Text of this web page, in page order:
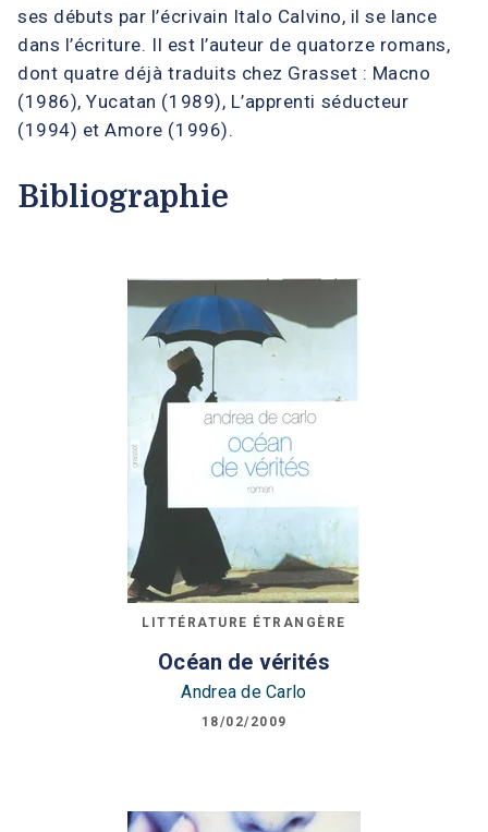
ses débuts par l’écrivain Italo Calvino, il se lance
dans l’écriture. Il est l’auteur de quatorze romans,
dont quatre déjà traduits chez Grasset : Macno
(1986), Yucatan (1989), L’apprenti séducteur
(1994) et Amore (1996).
Bibliographie
LITTÉRATURE ÉTRANGÈRE
Océan de vérités
Andrea de Carlo
18/02/2009